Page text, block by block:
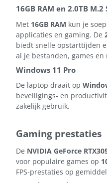
16GB RAM en 2.0TB M.2
Met 16GB RAM kun je
applicaties en gaming. De
biedt snelle opstarttijden
al je bestanden, games
Windows 11 Pro
De laptop draait op
beveiligings- en
zakelijk gebruik.
Gaming prestaties
De NVIDIA GeForce
voor populaire games op
FPS-prestaties op